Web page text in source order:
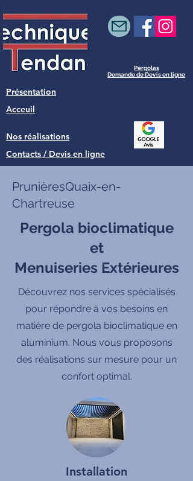
Demande de Devis en ligne
Pergolas
Présentation
Nos réalisations
Contacts / Devis en ligne
Acceuil
PrunièresQuaix-en-
Chartreuse
Pergola bioclimatique
et
Menuiseries Extérieures
Découvrez nos services spécialisés
pour répondre à vos besoins en
matière de pergola bioclimatique en
aluminium. Nous vous proposons
des réalisations sur mesure pour un
confort optimal.
Installation